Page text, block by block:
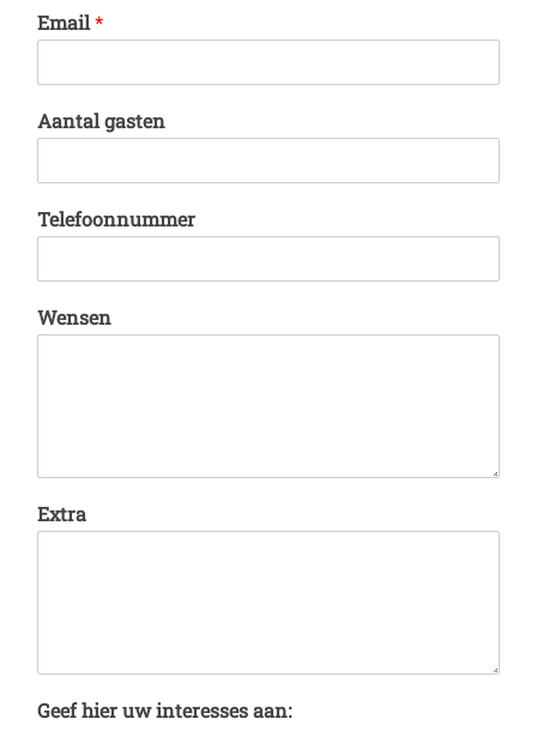
Email*
Aantal gasten
Telefoonnummer
Wensen
Extra
Geef hier uw interesses aan: